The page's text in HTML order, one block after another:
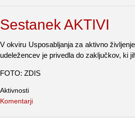
Sestanek AKTIVI
V okviru Usposabljanja za aktivno
udeležencev je privedla do zaključkov, ki
FOTO: ZDIS
Aktivnosti
Komentarji